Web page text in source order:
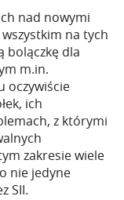
nad nowymi
na tych
bolączkę dla
m.in.
oczywiście
ich
z którymi
zakresie wiele
nie jedyne
SII.